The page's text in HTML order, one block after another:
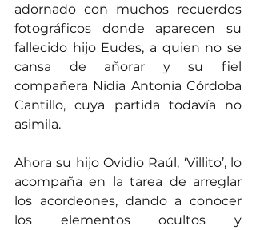
adornado con muchos recuerdos
fotográficos donde aparecen su
fallecido hijo Eudes, a quien no se
cansa de añorar y su fiel
compañera Nidia Antonia Córdoba
Cantillo, cuya partida todavía no
asimila.
Ahora su hijo Ovidio Raúl, ‘Villito’, lo
acompaña en la tarea de arreglar
los acordeones, dando a conocer
los elementos ocultos y